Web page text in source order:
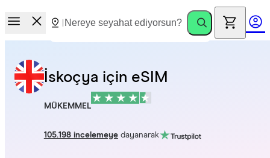
İskoçya için eSIM
MÜKEMMEL
105.198 incelemeyedayanarak